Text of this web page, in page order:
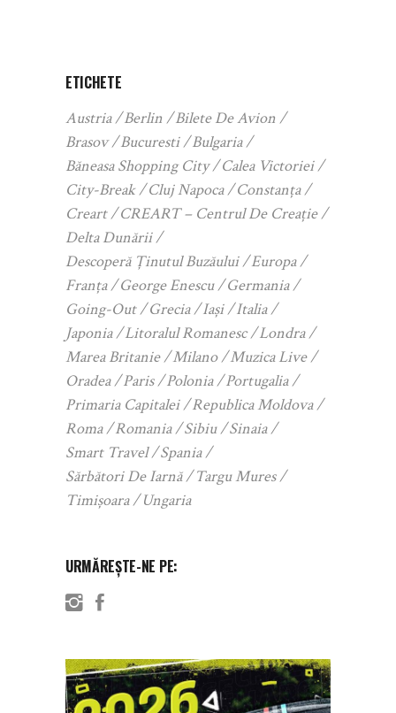
ETICHETE
Austria Berlin
Bilete De Avion
Brasov
Bucuresti
Bulgaria
Băneasa Shopping City
Calea Victoriei
City-Break
Cluj Napoca
Constanța
Creart
CREART – Centrul De Creație
Delta Dunării
Descoperă Ținutul Buzăului
Europa
Franța
George Enescu
Germania
Going-Out
Grecia Iași
Italia
Japonia
Litoralul Romanesc
Londra
Marea Britanie
Milano
Muzica Live
Oradea
Paris Polonia
Portugalia
Primaria Capitalei
Republica Moldova
Roma
Romania Sibiu
Sinaia
Smart Travel
Spania
Sărbători De Iarnă
Targu Mures
Timișoara
Ungaria
URMĂREȘTE-NE PE: